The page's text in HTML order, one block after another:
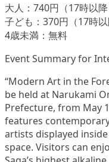
大人：740円（17時以降
子ども：370円（17時以
4歳未満：無料
Event Summary for
“Modern Art in the
be held at Narukami
Prefecture, from May
features
artists displayed
space. Visitors can